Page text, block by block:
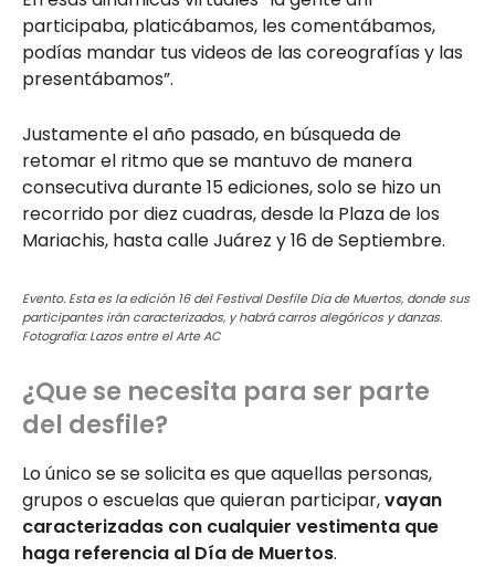
participaba, platicábamos, les comentábamos,
podías mandar tus videos de las coreografías y las
presentábamos”.
Justamente el año pasado, en búsqueda de
retomar el ritmo que se mantuvo de manera
consecutiva durante 15 ediciones, solo se hizo un
recorrido por diez cuadras, desde la Plaza de los
Mariachis, hasta calle Juárez y 16 de Septiembre.
Evento. Esta es la edición 16 del Festival Desfile Día de Muertos, donde sus
participantes irán caracterizados, y habrá carros alegóricos y danzas.
Fotografía: Lazos entre el Arte AC
¿Que se necesita para ser parte
del desfile?
Lo único se se solicita es que aquellas personas,
grupos o escuelas que quieran participar,vayan
caracterizadas con cualquier vestimenta que
haga referencia al Día de Muertos.